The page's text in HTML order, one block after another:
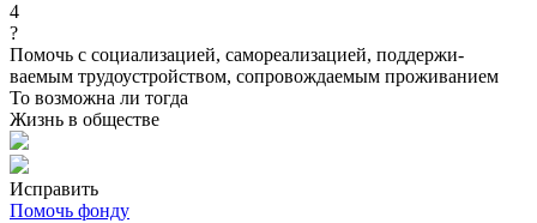
4
?
Помочь с социализацией, самореализацией, поддержи-
ваемым трудоустройством, сопровождаемым проживанием
То возможна ли тогда
Жизнь в обществе
Исправить
Помочь фонду